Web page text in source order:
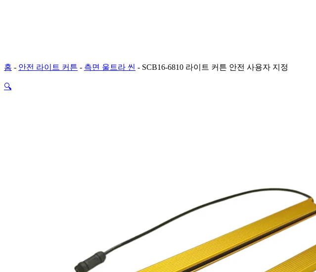
홈 - 안전 라이트 커튼 - 측면 울트라 씬 - SCB16-6810 라이트 커튼 안전 사용자 지정
🔍